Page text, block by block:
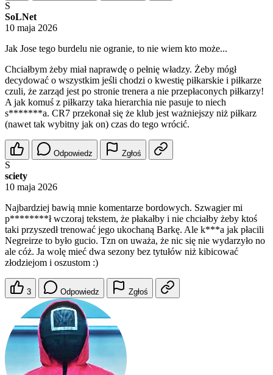
S
SoLNet
10 maja 2026
Jak Jose tego burdelu nie ogranie, to nie wiem kto może...
Chciałbym żeby miał naprawdę o pełnię władzy. Żeby mógł
decydować o wszystkim jeśli chodzi o kwestię piłkarskie i piłkarze
czuli, że zarząd jest po stronie trenera a nie przepłaconych piłkarzy!
A jak komuś z piłkarzy taka hierarchia nie pasuje to niech
s*******a. CR7 przekonał się że klub jest ważniejszy niż piłkarz
(nawet tak wybitny jak on) czas do tego wrócić.
Odpowiedz Zgłoś
S
sciety
10 maja 2026
Najbardziej bawią mnie komentarze bordowych. Szwagier mi
p********ł wczoraj tekstem, że płakałby i nie chciałby żeby ktoś
taki przyszedł trenować jego ukochaną Barkę. Ale k***a jak płacili
Negreirze to było gucio. Tzn on uważa, że nic się nie wydarzyło no
ale cóż. Ja wolę mieć dwa sezony bez tytułów niż kibicować
złodziejom i oszustom :)
3 Odpowiedz Zgłoś